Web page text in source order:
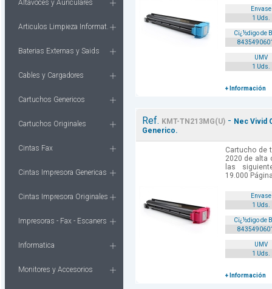
Altavoces y Auriculares
Articulos Limpieza Informat.
Baterias Externas y Saids
Cables y Cargadores
Cartuchos Genericos
Cartuchos Originales
Cintas Fax
Cintas Impresora Genericas
Cintas Impresora Originales
Impresoras - Fax - Escaners
Informatica
Monitores y Accesorios
Envase
1 Uds.
Cï¿½digo de
UMV
1 Uds.
+ Información
Ref. KMT-TN213MG(U)- Nec Vivid
Generico.
Cartucho de
2020 de alta
las
19.000
Envase
1 Uds.
Cï¿½digo de
UMV
1 Uds.
+ Información